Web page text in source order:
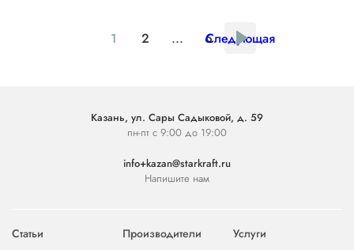
1 2 ... 6
Следующая
Казань, ул. Сары Садыковой, д. 59
пн-пт с 9:00 до 19:00
info+kazan@starkraft.ru
Напишите нам
Статьи Производители
Услуги